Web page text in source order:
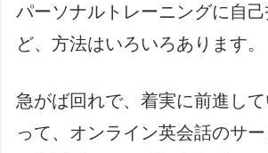
パーソナルトレーニングに自
ど、方法はいろいろあります。
急がば回れで、着実に前進し
って、オンライン英会話のサ